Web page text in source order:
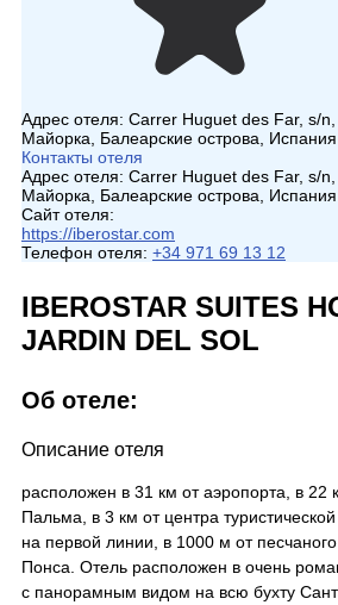
Адрес отеля: Carrer Huguet des Far, s/n,
Майорка, Балеарские острова, Испания
Контакты отеля
Адрес отеля: Carrer Huguet des Far, s/n,
Майорка, Балеарские острова, Испания
Сайт отеля:
https://iberostar.com
Телефон отеля: +34 971 69 13 12
IBEROSTAR SUITES
JARDIN DEL SOL
Об отеле:
Описание отеля
расположен в 31 км от аэропорта, в 22
Пальма, в 3 км от центра
на первой линии, в 1000 м от
Понса. Отель расположен в очень
с панорамным видом на всю бухту